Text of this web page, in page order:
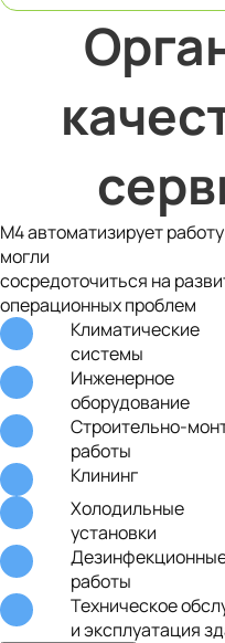
M4 автоматизирует
могли
сосредоточиться на
операционных проблем
Климатические
системы
Инженерное
оборудование
Строительно-
работы
Клининг
Холодильные
установки
работы
Техническое
и эксплуатация